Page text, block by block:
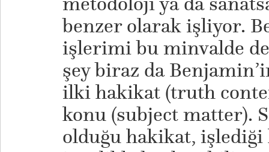
benzer olarak işliyor.
işlerimi bu minvalde
şey biraz da
ilki hakikat (truth
konu (subject matter).
olduğu hakikat,